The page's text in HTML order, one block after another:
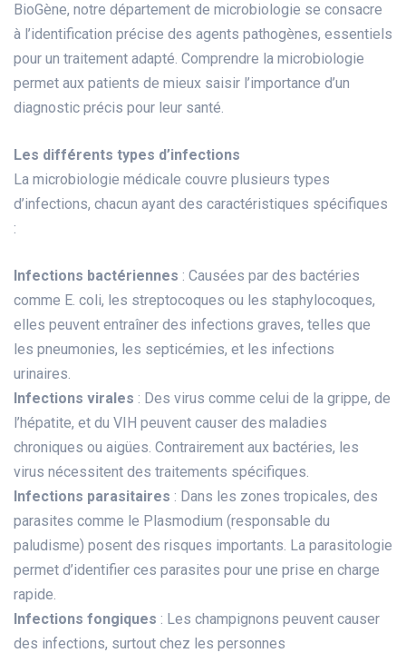
BioGène, notre département de microbiologie se consacre
à l’identification précise des agents pathogènes, essentiels
pour un traitement adapté. Comprendre la microbiologie
permet aux patients de mieux saisir l’importance d’un
diagnostic précis pour leur santé.
Les différents types d’infections
La microbiologie médicale couvre plusieurs types
d’infections, chacun ayant des caractéristiques spécifiques
:
Infections bactériennes : Causées par des bactéries
comme E. coli, les streptocoques ou les staphylocoques,
elles peuvent entraîner des infections graves, telles que
les pneumonies, les septicémies, et les infections
urinaires.
Infections virales : Des virus comme celui de la grippe, de
l’hépatite, et du VIH peuvent causer des maladies
chroniques ou aigües. Contrairement aux bactéries, les
virus nécessitent des traitements spécifiques.
Infections parasitaires : Dans les zones tropicales, des
parasites comme le Plasmodium (responsable du
paludisme) posent des risques importants. La parasitologie
permet d’identifier ces parasites pour une prise en charge
rapide.
Infections fongiques : Les champignons peuvent causer
des infections, surtout chez les personnes